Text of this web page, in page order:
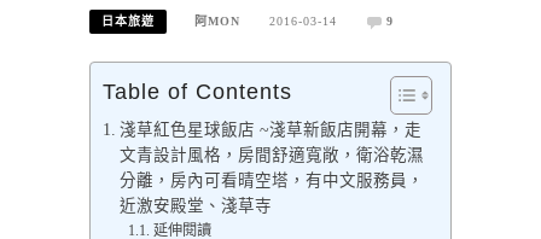
日本旅遊 阿MON 2016-03-14 9
Table of Contents
淺草紅色星球飯店 ~淺草新飯店開幕，走
文青設計風格，房間舒適寬敞，衛浴乾濕
分離，房內可看晴空塔，有中文服務員，
近激安殿堂、淺草寺
延伸閱讀